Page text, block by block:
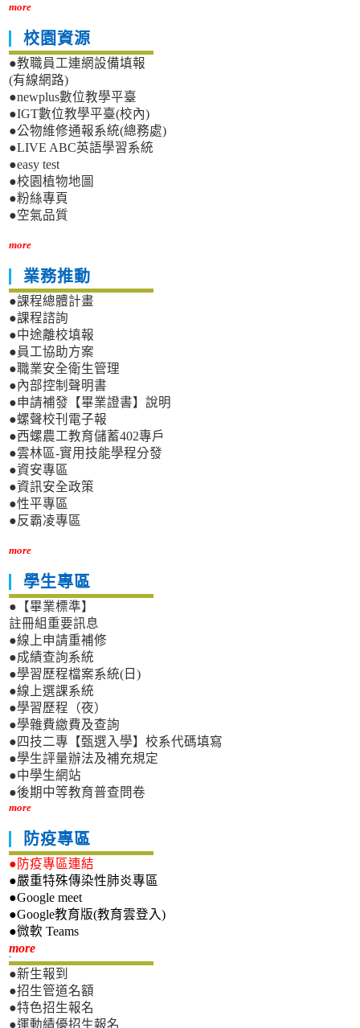
more
校園資源
●教職員工連網設備填報
(有線網路)
●newplus數位教學平臺
●IGT數位教學平臺(校內)
●公物維修通報系統(總務處)
●LIVE ABC英語學習系統
●easy test
●校園植物地圖
●粉絲專頁
●空氣品質
more
業務推動
●課程總體計畫
●課程諮詢
●中途離校填報
●員工協助方案
●職業安全衛生管理
●內部控制聲明書
●申請補發【畢業證書】說明
●螺聲校刊電子報
●西螺農工教育儲蓄402專戶
●雲林區-實用技能學程分發
●資安專區
●資訊安全政策
●性平專區
●反霸凌專區
more
學生專區
●【畢業標準】
註冊組重要訊息
●線上申請重補修
●成績查詢系統
●學習歷程檔案系統(日)
●線上選課系統
●學習歷程（夜）
●學雜費繳費及查詢
●四技二專【甄選入學】校系代碼填寫
●學生評量辦法及補充規定
●中學生網站
●後期中等教育普查問卷
more
防疫專區
●防疫專區連結
●嚴重特殊傳染性肺炎專區
●Google meet
●Google教育版(教育雲登入)
●微軟 Teams
more新生專區
●新生報到
●招生管道名額
●特色招生報名
●運動績優招生報名